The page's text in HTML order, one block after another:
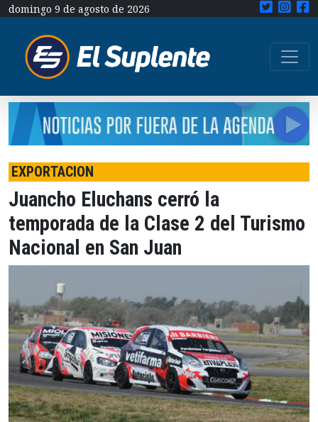
domingo 9 de agosto de 2026
EXPORTACION
Juancho Eluchans cerró la
temporada de la Clase 2 del Turismo
Nacional en San Juan